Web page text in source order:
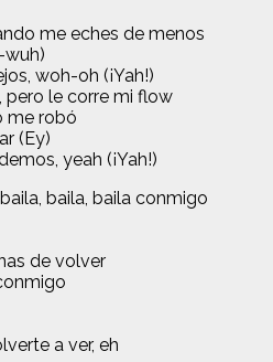
me eches de menos
wuh)
woh-oh (¡Yah!)
pero le corre mi flow
me robó
(Ey)
yeah (¡Yah!)
baila, baila conmigo
de volver
a ver, eh